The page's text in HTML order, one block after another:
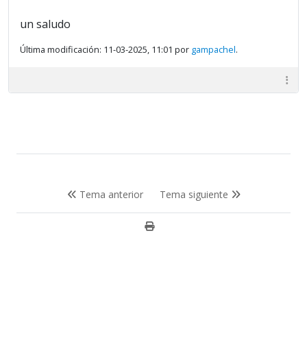
un saludo
Última modificación: 11-03-2025, 11:01 por gampachel.
Tema anterior Tema siguiente